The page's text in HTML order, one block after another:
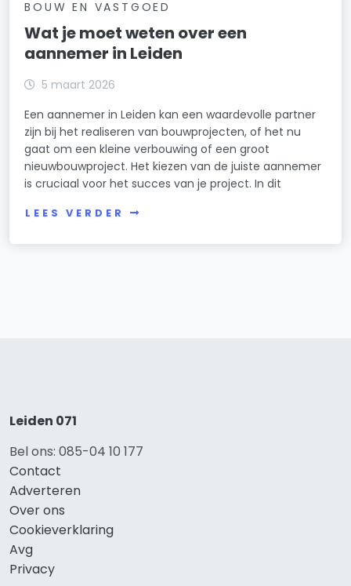
BOUW EN VASTGOED
Wat je moet weten over een
aannemer in Leiden
5 maart 2026
Een aannemer in Leiden kan een waardevolle partner
zijn bij het realiseren van bouwprojecten, of het nu
gaat om een kleine verbouwing of een groot
nieuwbouwproject. Het kiezen van de juiste aannemer
is cruciaal voor het succes van je project. In dit
LEES VERDER
Leiden 071
Bel ons: 085-04 10 177
Contact
Adverteren
Over ons
Cookieverklaring
Avg
Privacy